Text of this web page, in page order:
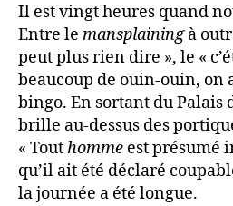
Il est vingt heures quand
Entre le mansplainingà
peut plus rien dire », le «
beaucoup de ouin-ouin, on
bingo. En sortant du Palais
brille au-dessus des
« Touthomme est présumé
qu’il ait été déclaré
la journée a été longue.